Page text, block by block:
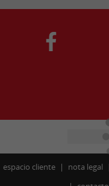
espacio cliente nota legal